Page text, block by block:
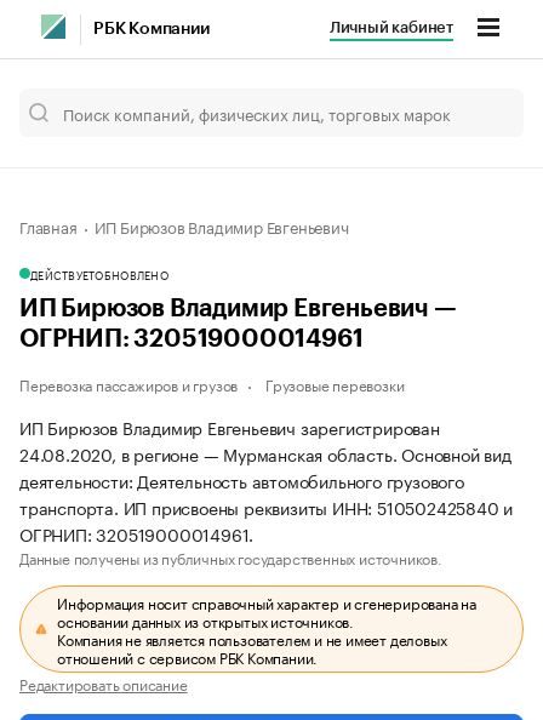
РБК Компании Личный кабинет
Главная ИП Бирюзов Владимир Евгеньевич
ДЕЙСТВУЕТОБНОВЛЕНО
ИП Бирюзов Владимир Евгеньевич —
ОГРНИП: 320519000014961
Перевозка пассажиров и грузов Грузовые перевозки
ИП Бирюзов Владимир Евгеньевич зарегистрирован
24.08.2020, в регионе — Мурманская область. Основной вид
деятельности: Деятельность автомобильного грузового
транспорта. ИП присвоены реквизиты ИНН: 510502425840 и
ОГРНИП: 320519000014961.
Данные получены из публичных государственных источников.
Информация носит справочный характер и сгенерирована на
основании данных из открытых источников.
Компания не является пользователем и не имеет деловых
отношений с сервисом РБК Компании.
Редактировать описание